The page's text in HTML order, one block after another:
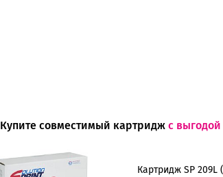
Купите совместимый картридж с выгодой
Картридж SP 209L